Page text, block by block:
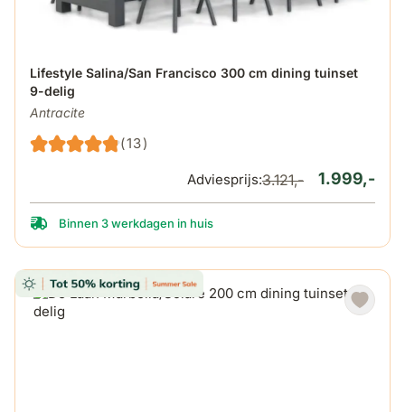
Lifestyle Salina/San Francisco 300 cm dining tuinset
9-delig
Antracite
(13)
De prijs is afhankelijk van de gekozen opties op de
1.999,-
Adviesprijs:3.121,-
Binnen 3 werkdagen in huis